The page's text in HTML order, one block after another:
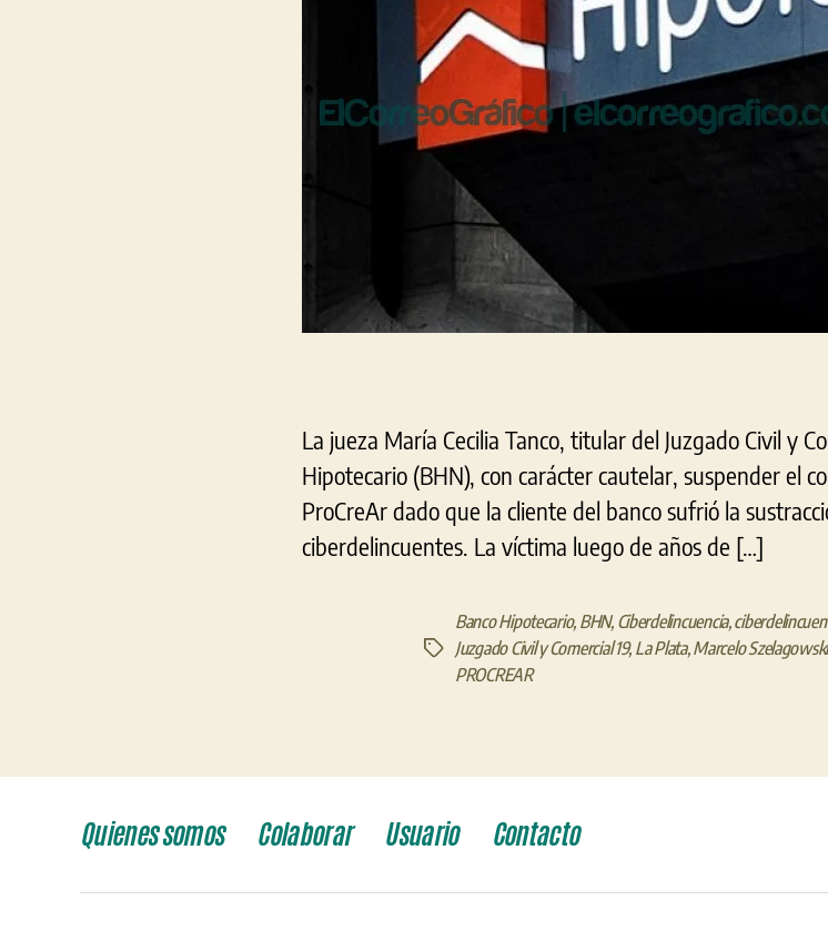
La jueza María Cecilia Tanco, titular del Juzgado Civil y
Hipotecario (BHN), con carácter cautelar, suspender el
ProCreAr dado que la cliente del banco sufrió la
ciberdelincuentes. La víctima luego de años de […]
Etiquetas
Banco Hipotecario, BHN, Ciberdelincuencia,
Juzgado Civil y Comercial 19, La Plata,Marcelo Szelagowski
PROCREAR
Quienes somos Colaborar Usuario Contacto